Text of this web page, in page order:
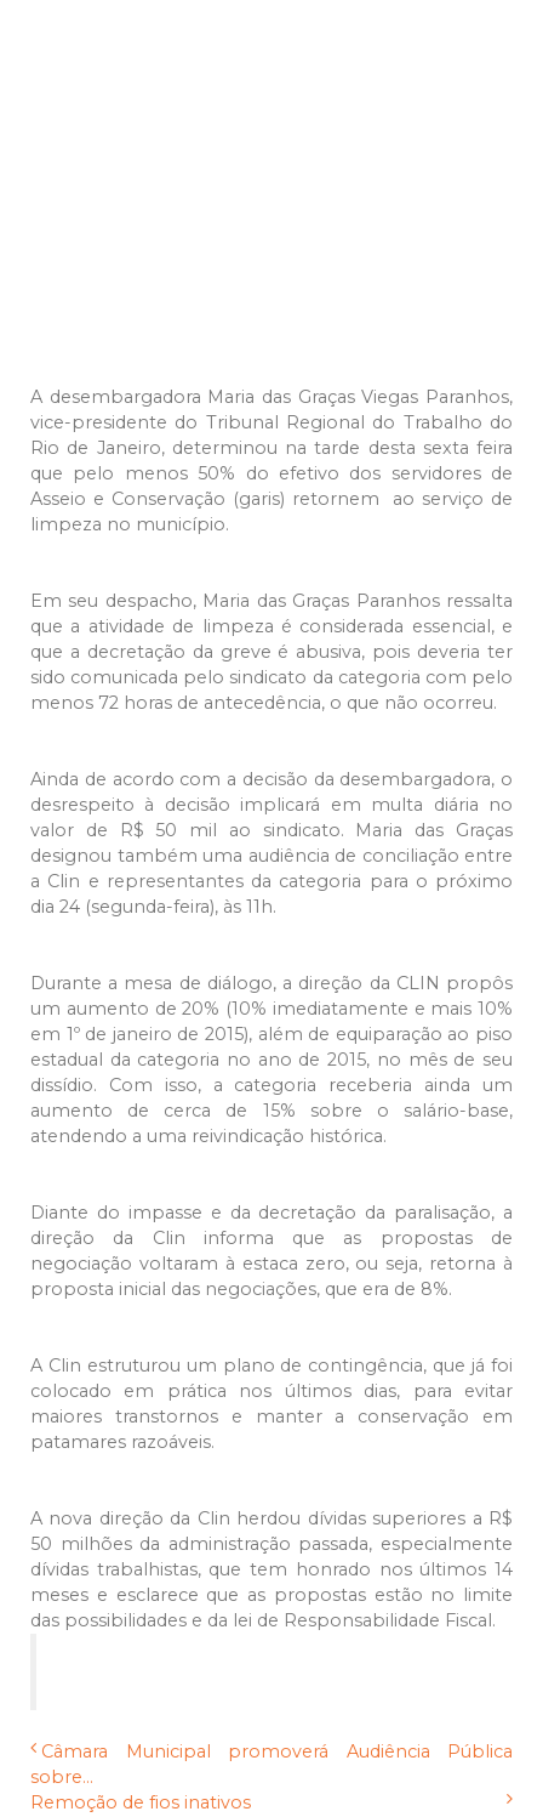
A desembargadora Maria das Graças Viegas Paranhos,
vice-presidente do Tribunal Regional do Trabalho do
Rio de Janeiro, determinou na tarde desta sexta feira
que pelo menos 50% do efetivo dos servidores de
Asseio e Conservação (garis) retornem ao serviço de
limpeza no município.
Em seu despacho, Maria das Graças Paranhos ressalta
que a atividade de limpeza é considerada essencial, e
que a decretação da greve é abusiva, pois deveria ter
sido comunicada pelo sindicato da categoria com pelo
menos 72 horas de antecedência, o que não ocorreu.
Ainda de acordo com a decisão da desembargadora, o
desrespeito à decisão implicará em multa diária no
valor de R$ 50 mil ao sindicato. Maria das Graças
designou também uma audiência de conciliação entre
a Clin e representantes da categoria para o próximo
dia 24 (segunda-feira), às 11h.
Durante a mesa de diálogo, a direção da CLIN propôs
um aumento de 20% (10% imediatamente e mais 10%
em 1º de janeiro de 2015), além de equiparação ao piso
estadual da categoria no ano de 2015, no mês de seu
dissídio. Com isso, a categoria receberia ainda um
aumento de cerca de 15% sobre o salário-base,
atendendo a uma reivindicação histórica.
Diante do impasse e da decretação da paralisação, a
direção da Clin informa que as propostas de
negociação voltaram à estaca zero, ou seja, retorna à
proposta inicial das negociações, que era de 8%.
A Clin estruturou um plano de contingência, que já foi
colocado em prática nos últimos dias, para evitar
maiores transtornos e manter a conservação em
patamares razoáveis.
A nova direção da Clin herdou dívidas superiores a R$
50 milhões da administração passada, especialmente
dívidas trabalhistas, que tem honrado nos últimos 14
meses e esclarece que as propostas estão no limite
das possibilidades e da lei de Responsabilidade Fiscal.
Câmara Municipal promoverá Audiência Pública
sobre...
Remoção de fios inativos